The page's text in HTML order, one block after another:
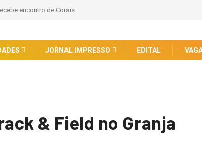
encontro de Corais
JORNAL IMPRESSO EDITAL
& Field no Granja